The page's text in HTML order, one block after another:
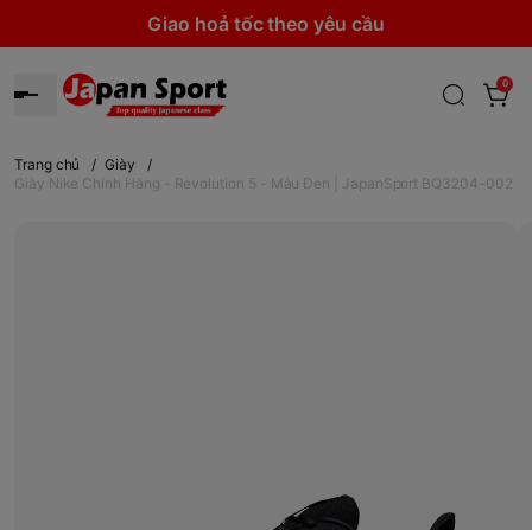
Giao hoả tốc theo yêu cầu
0
Trang chủ / Giày
/
Giày Nike Chính Hãng - Revolution 5 - Màu Đen | JapanSport BQ3204-002